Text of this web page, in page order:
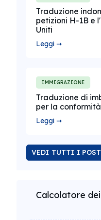
Traduzione
petizioni H-1B e
Uniti
Leggi ➞
IMMIGRAZIONE
Traduzione di
per la
Leggi ➞
VEDI TUTTI I
Calcolatore